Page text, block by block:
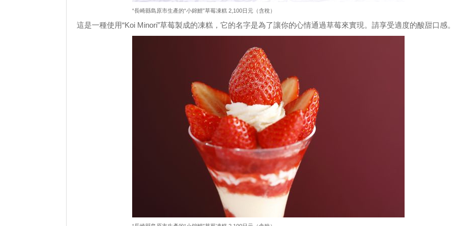
“長崎縣島原市生產的“小錦鯉”草莓凍糕 2,100日元（含稅）
這是一種使用“Koi Minori”草莓製成的凍糕，它的名字是為了讓你的心情通過草莓來實現。請享受適度的酸甜口感